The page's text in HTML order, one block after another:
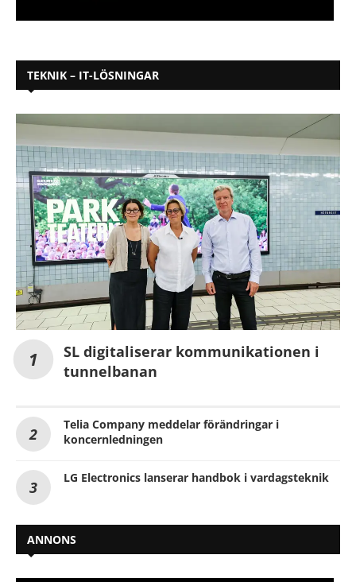
TEKNIK – IT-LÖSNINGAR
SL digitaliserar kommunikationen i
tunnelbanan
Telia Company meddelar förändringar i
koncernledningen
LG Electronics lanserar handbok i vardagsteknik
ANNONS